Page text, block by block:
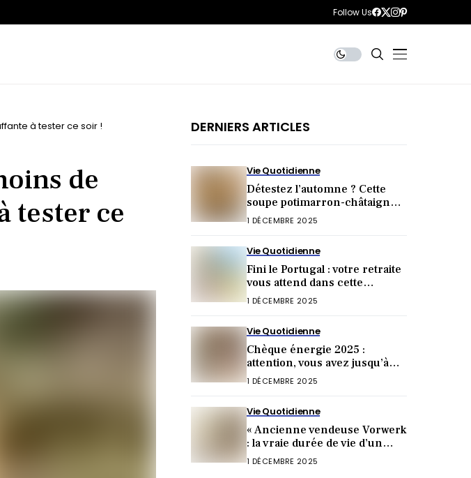
Follow Us
à tester ce soir !
de
tester ce
DERNIERS ARTICLES
Vie Quotidienne
Détestez l’automne ? Cette
soupe potimarron-châtaignes
va tout changer !
1 DÉCEMBRE 2025
Vie Quotidienne
Fini le Portugal : votre retraite
vous attend dans cette
destination inattendue (et
1 DÉCEMBRE 2025
Vie Quotidienne
Chèque énergie 2025 :
attention, vous avez jusqu’à
cette date pour toucher 277 €
1 DÉCEMBRE 2025
Vie Quotidienne
« Ancienne vendeuse Vorwerk
: la vraie durée de vie d’un
Thermomix choque »
1 DÉCEMBRE 2025